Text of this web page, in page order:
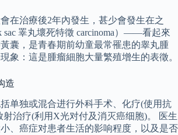
在治療後2年內發生，甚少會發生在之
sac 睪丸壞死特徵 carcinoma）——看起來
囊，是青春期前幼童最常罹患的睾丸腫
象：這是腫瘤細胞大量繁殖增生的表徵。
造
单独或混合进行外科手术、化疗(使用抗
治疗(利用X光对付及消灭癌细胞)。 医生
、癌症对患者生活的影响程度，以及是否